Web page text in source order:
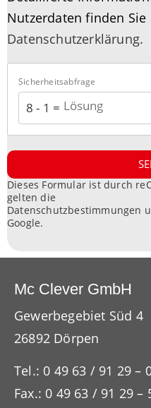
Nutzerdaten finden
Datenschutzerklärung.
Sicherheitsabfrage
8 - 1 = ?
Dieses Formular ist durch
gelten die
Datenschutzbestimmungen
Google.
Mc Clever GmbH
Gewerbegebiet Süd 4
26892 Dörpen
Tel.: 0 49 63 / 91 29 –
Fax.: 0 49 63 / 91 29 –